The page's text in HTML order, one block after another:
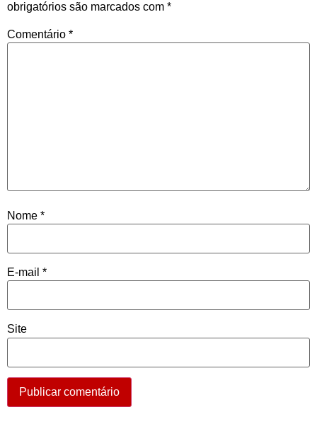
obrigatórios são marcados com *
Comentário *
Nome *
E-mail *
Site